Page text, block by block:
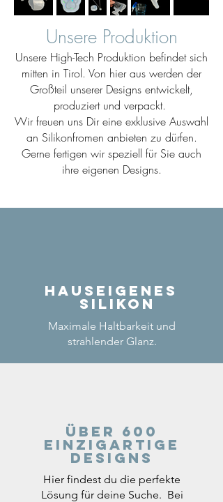
Unsere Produktion
Unsere High-Tech Produktion befindet sich
mitten in Tirol. Von hier aus werden der
Großteil unserer Designs entwickelt,
produziert und verpackt.
Wir freuen uns Dir eine exklusive Auswahl
an Silikonfromen anbieten zu dürfen.
Gerne fertigen wir speziell für Sie auch
ihre eigenen Designs.
Hauseigenes
Silikon
Maximale Haltbarkeit und
strahlender Glanz.
Über 600
einzigartige
Designs
Hier findest du die perfekte
Lösung für deine Suche. Bei